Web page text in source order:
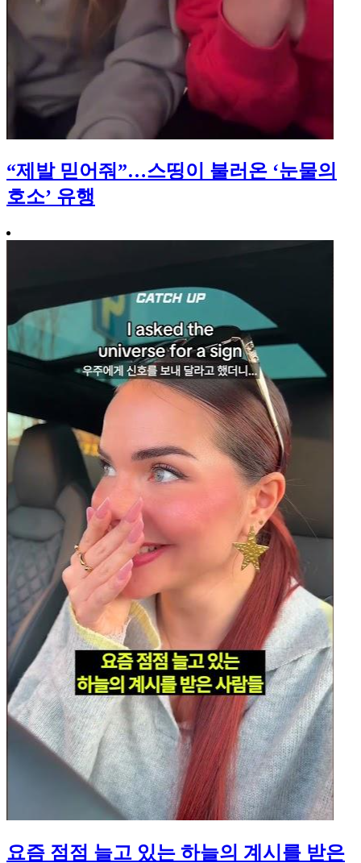
“제발 믿어줘”…스띵이 불러온 ‘눈물의
호소’ 유행
요즘 점점 늘고 있는 하늘의 계시를 받은